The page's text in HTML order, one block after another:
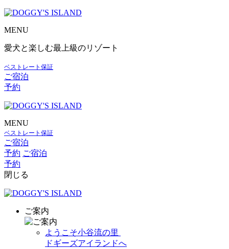
MENU
愛犬と楽しむ最上級のリゾート
ベストレート保証
ご宿泊
予約
MENU
ベストレート保証
ご宿泊
予約 ご宿泊
予約
閉じる
ご案内
ようこそ小谷流の里
ドギーズアイランドへ